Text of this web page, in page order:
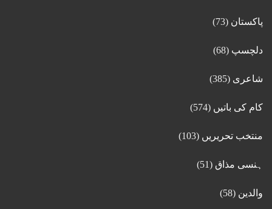
پاکستان (73)
دلچسپ (68)
شاعری (385)
کام کی باتیں (574)
منتخب تحریریں (103)
ہنسی مذاق (51)
والدین (58)